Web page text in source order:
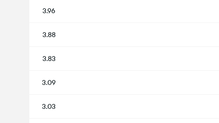
3.96
3.88
3.83
3.09
3.03